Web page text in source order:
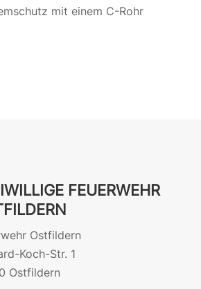
mit einem C-Rohr
FEUERWEHR
Ostfildern
Koch-Str. 1
Ostfildern